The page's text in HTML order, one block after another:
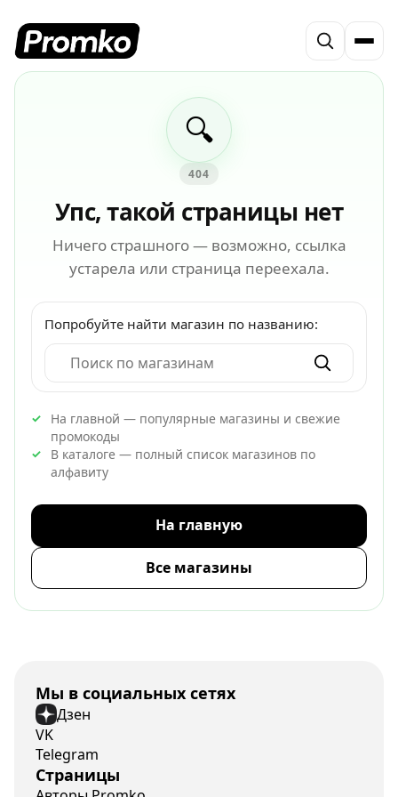
🔍
404
Упс, такой страницы нет
Ничего страшного — возможно, ссылка
устарела или страница переехала.
Попробуйте найти магазин по названию:
На главной — популярные магазины и свежие
промокоды
В каталоге — полный список магазинов по
алфавиту
На главную
Все магазины
Мы в социальных сетях
Дзен
VK
Telegram
Страницы